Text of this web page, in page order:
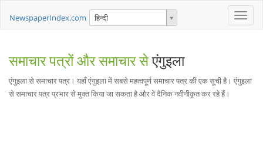
Toggle
NewspaperIndex.com हिन्दी
समाचार पत्रों और समाचार सेएंगुइला
एंगुइला से समाचार पत्र। यहाँ एंगुइला में सबसे महत्वपूर्ण समाचार पत्र की एक सूची है। एंगुइला
से समाचार पत्र प्रभार से मुक्त किया जा सकता है और वे दैनिक नवीनीकृत कर रहे हैं।